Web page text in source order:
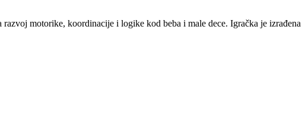
motorike, koordinacije i logike kod beba i male dece. Igračka je